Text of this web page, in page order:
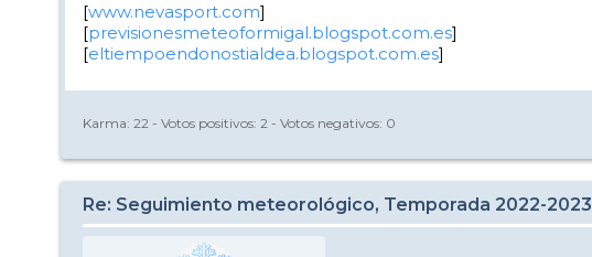
[www.nevasport.com]
[previsionesmeteoformigal.blogspot.com.es]
[eltiempoendonostialdea.blogspot.com.es]
Karma: 22 - Votos positivos: 2 - Votos negativos: 0
Re: Seguimiento meteorológico, Temporada 2022-2023